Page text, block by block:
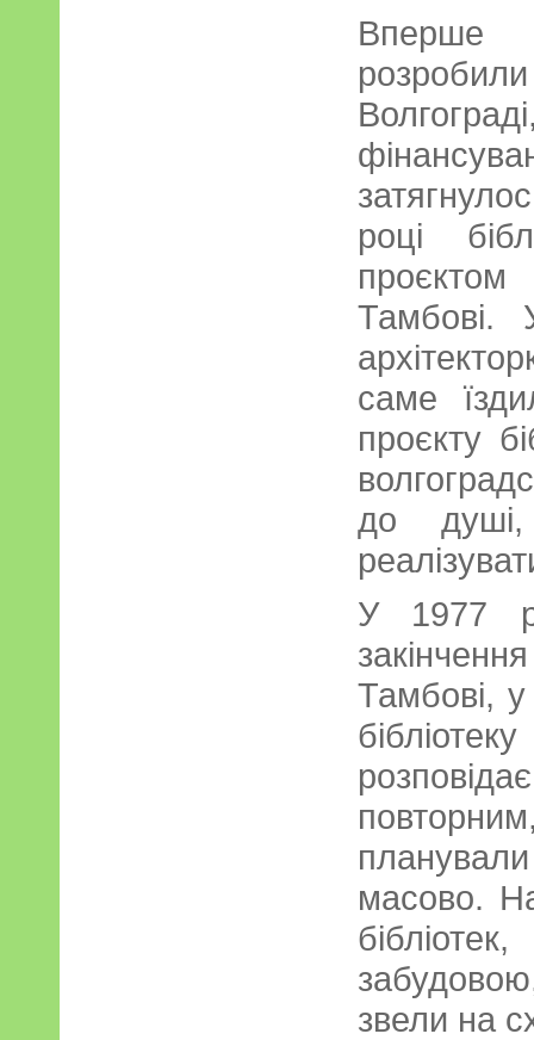
Вперше
році
Тамбові.
саме
проєкту
до
У 1977
Тамбові,
масово.
звели на